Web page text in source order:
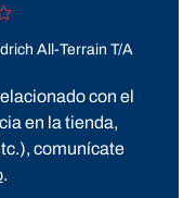
All-Terrain T/A
con el
en la tienda,
comunícate
.